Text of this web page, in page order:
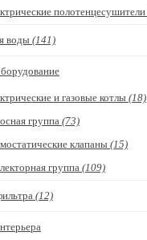
полотенцесушители
воды (141)
и газовые котлы (18)
группа (73)
клапаны(15)
группа(109)
(12)